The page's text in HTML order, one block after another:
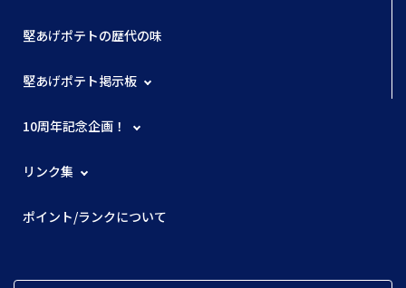
堅あげポテトの歴代の味
堅あげポテト掲示板
10周年記念企画！
リンク集
ポイント/ランクについて